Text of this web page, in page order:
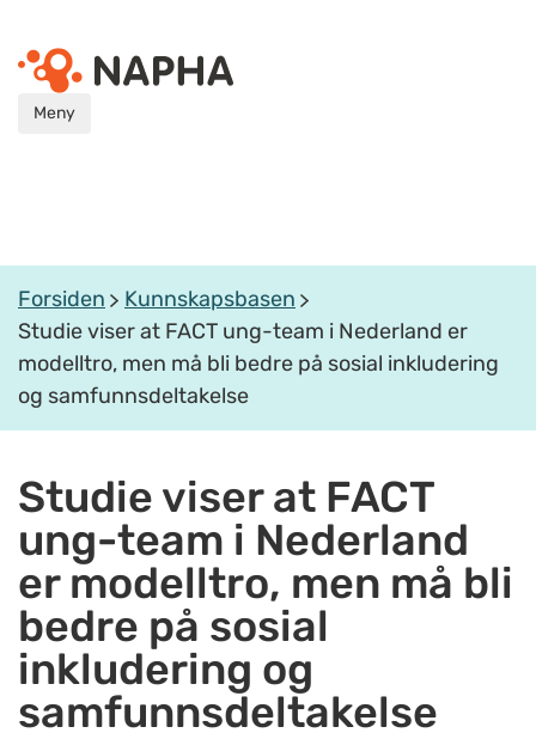
Meny
Forsiden
Kunnskapsbasen
Studie viser at FACT ung-team i Nederland er
modelltro, men må bli bedre på sosial inkludering
og samfunnsdeltakelse
Studie viser at FACT
ung-team i Nederland
er modelltro, men må bli
bedre på sosial
inkludering og
samfunnsdeltakelse